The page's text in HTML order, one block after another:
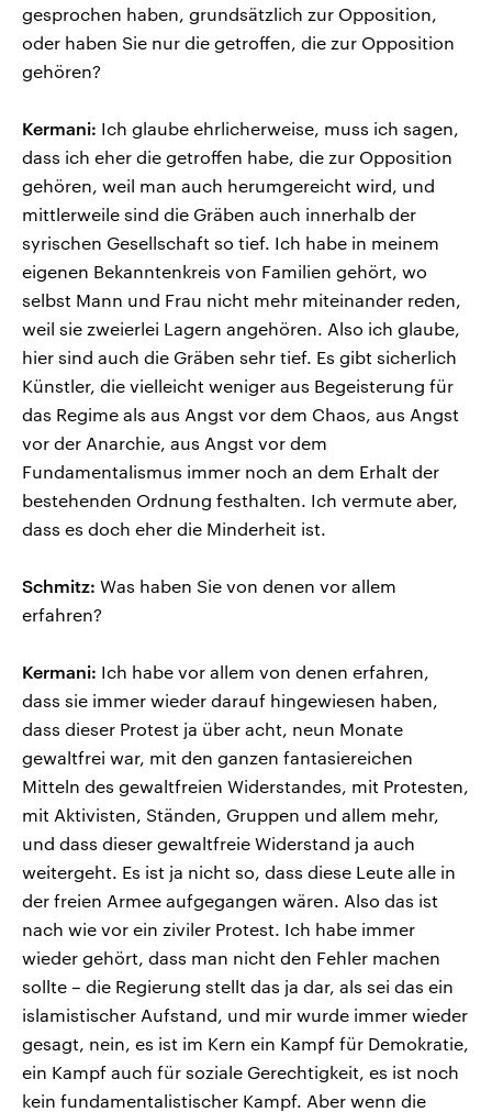
gesprochen haben, grundsätzlich zur Opposition,
oder haben Sie nur die getroffen, die zur Opposition
gehören?
Kermani: Ich glaube ehrlicherweise, muss ich sagen,
dass ich eher die getroffen habe, die zur Opposition
gehören, weil man auch herumgereicht wird, und
mittlerweile sind die Gräben auch innerhalb der
syrischen Gesellschaft so tief. Ich habe in meinem
eigenen Bekanntenkreis von Familien gehört, wo
selbst Mann und Frau nicht mehr miteinander reden,
weil sie zweierlei Lagern angehören. Also ich glaube,
hier sind auch die Gräben sehr tief. Es gibt sicherlich
Künstler, die vielleicht weniger aus Begeisterung für
das Regime als aus Angst vor dem Chaos, aus Angst
vor der Anarchie, aus Angst vor dem
Fundamentalismus immer noch an dem Erhalt der
bestehenden Ordnung festhalten. Ich vermute aber,
dass es doch eher die Minderheit ist.
Schmitz: Was haben Sie von denen vor allem
erfahren?
Kermani: Ich habe vor allem von denen erfahren,
dass sie immer wieder darauf hingewiesen haben,
dass dieser Protest ja über acht, neun Monate
gewaltfrei war, mit den ganzen fantasiereichen
Mitteln des gewaltfreien Widerstandes, mit Protesten,
mit Aktivisten, Ständen, Gruppen und allem mehr,
und dass dieser gewaltfreie Widerstand ja auch
weitergeht. Es ist ja nicht so, dass diese Leute alle in
der freien Armee aufgegangen wären. Also das ist
nach wie vor ein ziviler Protest. Ich habe immer
wieder gehört, dass man nicht den Fehler machen
sollte – die Regierung stellt das ja dar, als sei das ein
islamistischer Aufstand, und mir wurde immer wieder
gesagt, nein, es ist im Kern ein Kampf für Demokratie,
ein Kampf auch für soziale Gerechtigkeit, es ist noch
kein fundamentalistischer Kampf. Aber wenn die